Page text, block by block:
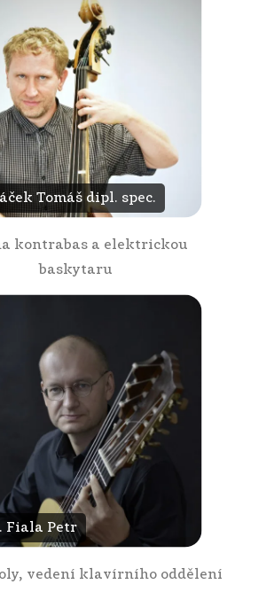
Tomáš dipl. spec.
kontrabas a elektrickou
baskytaru
Fiala Petr
vedení klavírního oddělení